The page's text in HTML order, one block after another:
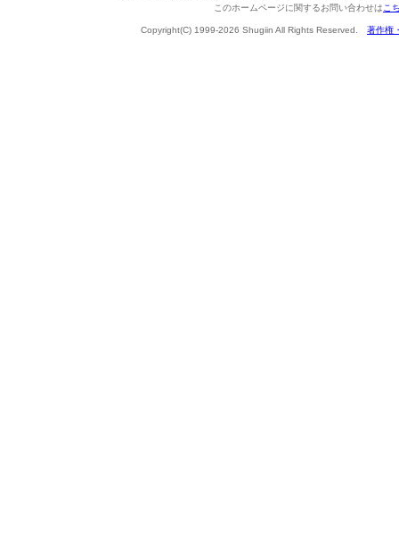
このホームページに関するお問い合わせは こ
Copyright(C) 1999-2026 Shugiin All Rights Reserved. 著作権